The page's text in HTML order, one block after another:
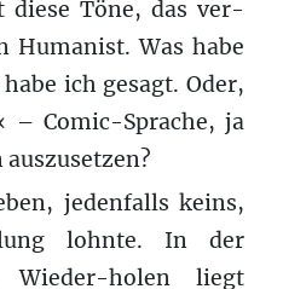
diese Töne, das ver­
Was habe
ich gesagt. Oder,
– Comic-Sprache, ja
jeden­falls keins,
lohnte. In der
Wieder-holen liegt